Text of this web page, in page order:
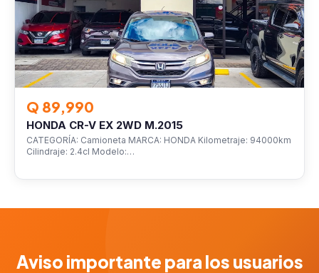
Q 89,990
HONDA CR-V EX 2WD M.2015
CATEGORÍA: Camioneta MARCA: HONDA Kilometraje: 94000km
Cilindraje: 2.4cl Modelo:…
Aviso importante para los usuarios